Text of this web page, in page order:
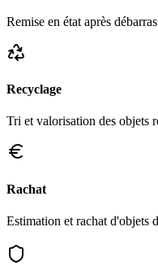
Remise en état après débarras
Recyclage
Tri et valorisation des objets
Rachat
Estimation et rachat d'objets